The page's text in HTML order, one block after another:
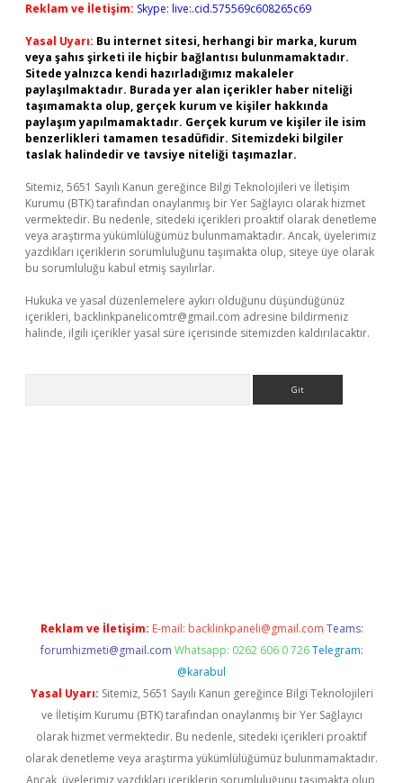
Reklam ve İletişim: Skype: live:.cid.575569c608265c69
Yasal Uyarı: Bu internet sitesi, herhangi bir marka, kurum
veya şahıs şirketi ile hiçbir bağlantısı bulunmamaktadır.
Sitede yalnızca kendi hazırladığımız makaleler
paylaşılmaktadır. Burada yer alan içerikler haber niteliği
taşımamakta olup, gerçek kurum ve kişiler hakkında
paylaşım yapılmamaktadır. Gerçek kurum ve kişiler ile isim
benzerlikleri tamamen tesadüfidir. Sitemizdeki bilgiler
taslak halindedir ve tavsiye niteliği taşımazlar.
Sitemiz, 5651 Sayılı Kanun gereğince Bilgi Teknolojileri ve İletişim
Kurumu (BTK) tarafından onaylanmış bir Yer Sağlayıcı olarak hizmet
vermektedir. Bu nedenle, sitedeki içerikleri proaktif olarak denetleme
veya araştırma yükümlülüğümüz bulunmamaktadır. Ancak, üyelerimiz
yazdıkları içeriklerin sorumluluğunu taşımakta olup, siteye üye olarak
bu sorumluluğu kabul etmiş sayılırlar.
Hukuka ve yasal düzenlemelere aykırı olduğunu düşündüğünüz
içerikleri, backlinkpanelicomtr@gmail.com adresine bildirmeniz
halinde, ilgili içerikler yasal süre içerisinde sitemizden kaldırılacaktır.
Reklam ve İletişim: E-mail: backlinkpaneli@gmail.com Teams:
forumhizmeti@gmail.com Whatsapp: 0262 606 0 726 Telegram:
@karabul
Yasal Uyarı: Sitemiz, 5651 Sayılı Kanun gereğince Bilgi Teknolojileri
ve İletişim Kurumu (BTK) tarafından onaylanmış bir Yer Sağlayıcı
olarak hizmet vermektedir. Bu nedenle, sitedeki içerikleri proaktif
olarak denetleme veya araştırma yükümlülüğümüz bulunmamaktadır.
Ancak, üyelerimiz yazdıkları içeriklerin sorumluluğunu taşımakta olup,